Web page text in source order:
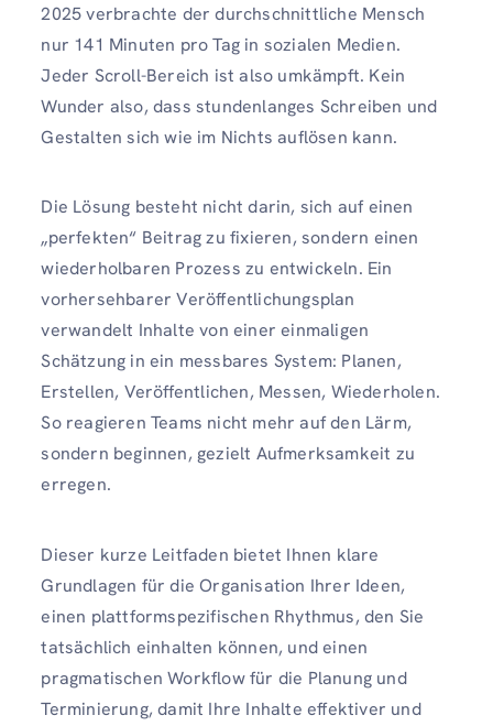
2025 verbrachte der durchschnittliche Mensch
nur 141 Minuten pro Tag in sozialen Medien.
Jeder Scroll-Bereich ist also umkämpft. Kein
Wunder also, dass stundenlanges Schreiben und
Gestalten sich wie im Nichts auflösen kann.
Die Lösung besteht nicht darin, sich auf einen
„perfekten“ Beitrag zu fixieren, sondern einen
wiederholbaren Prozess zu entwickeln. Ein
vorhersehbarer Veröffentlichungsplan
verwandelt Inhalte von einer einmaligen
Schätzung in ein messbares System: Planen,
Erstellen, Veröffentlichen, Messen, Wiederholen.
So reagieren Teams nicht mehr auf den Lärm,
sondern beginnen, gezielt Aufmerksamkeit zu
erregen.
Dieser kurze Leitfaden bietet Ihnen klare
Grundlagen für die Organisation Ihrer Ideen,
einen plattformspezifischen Rhythmus, den Sie
tatsächlich einhalten können, und einen
pragmatischen Workflow für die Planung und
Terminierung, damit Ihre Inhalte effektiver und